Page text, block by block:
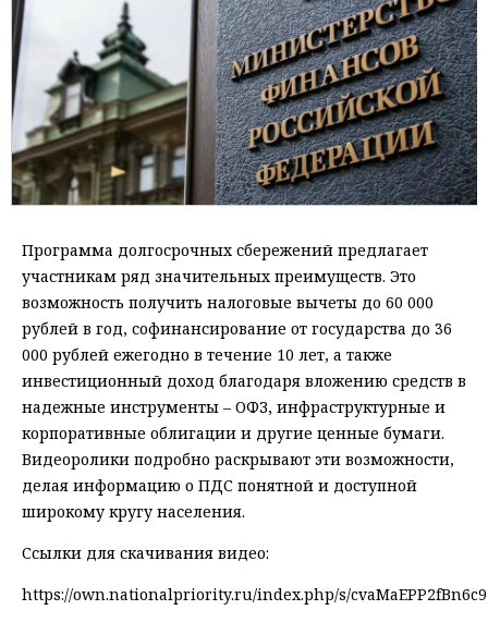
Программа долгосрочных сбережений предлагает
участникам ряд значительных преимуществ. Это
возможность получить налоговые вычеты до 60 000
рублей в год, софинансирование от государства до 36
000 рублей ежегодно в течение 10 лет, а также
инвестиционный доход благодаря вложению средств в
надежные инструменты – ОФЗ, инфраструктурные и
корпоративные облигации и другие ценные бумаги.
Видеоролики подробно раскрывают эти возможности,
делая информацию о ПДС понятной и доступной
широкому кругу населения.
Ссылки для скачивания видео:
https://own.nationalpriority.ru/index.php/s/cvaMaEPP2fBn6c9